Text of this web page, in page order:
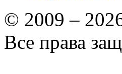
© 2009 –
Все права